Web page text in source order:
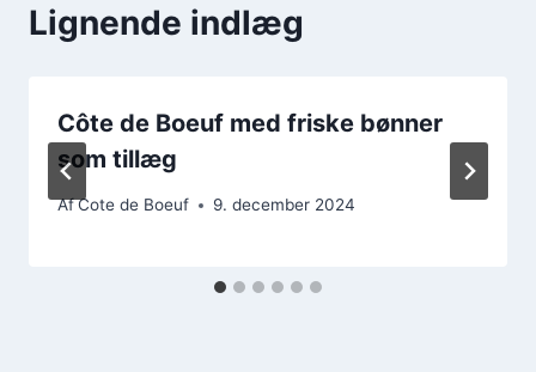
Lignende indlæg
Côte de Boeuf med friske bønner
som tillæg
AfCote de Boeuf 9. december 2024